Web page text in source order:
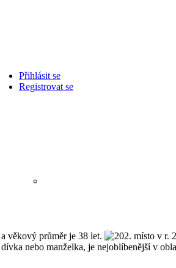
Přihlásit se
Registrovat se
věkový průměr je 38 let.
nebo manželka, je nejoblíbenější v